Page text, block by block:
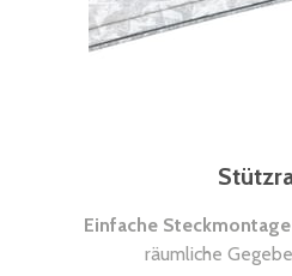
Einfache Steckmontage
räumliche